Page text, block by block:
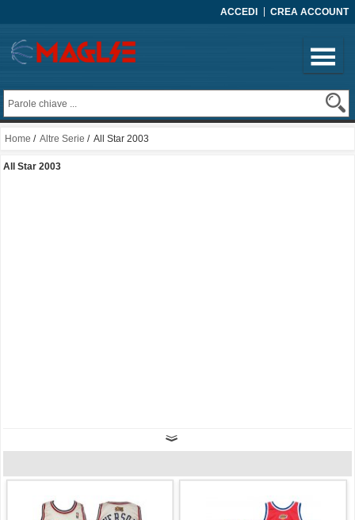
ACCEDI CREA ACCOUNT
Home / Altre Serie / All Star 2003
All Star 2003